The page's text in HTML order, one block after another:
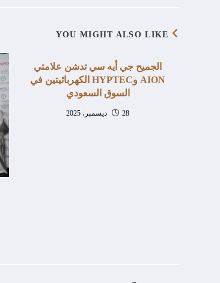
YOU MIGHT ALSO LIKE
الجميح جي أيه سي تدشن علامتي
AION وHYPTEC الكهربائيتين في
السوق السعودي
28 ديسمبر، 2025